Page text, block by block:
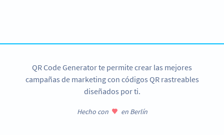
QR Code Generator te permite crear las mejores
campañas de marketing con códigos QR rastreables
diseñados por ti.
Hecho con en Berlín